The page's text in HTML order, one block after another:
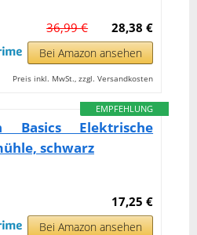
28,38 €
36,99 €
Bei Amazon ansehen
Preis inkl. MwSt., zzgl. Versandkosten
EMPFEHLUNG
Basics Elektrische
schwarz
17,25 €
Bei Amazon ansehen